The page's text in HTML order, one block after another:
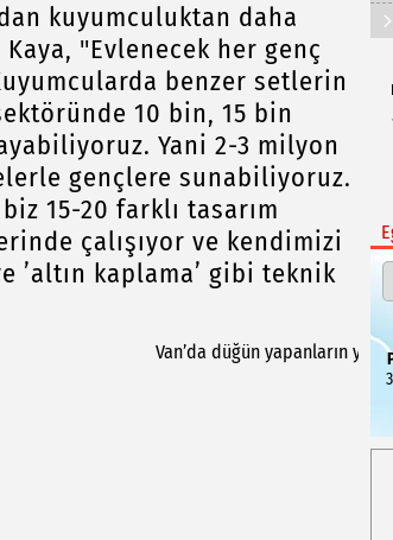
kuyumculuktan daha
"Evlenecek her genç
benzer setlerin
10 bin, 15 bin
Yani 2-3 milyon
gençlere sunabiliyoruz.
15-20 farklı tasarım
çalışıyor ve kendimizi
’altın kaplama’ gibi teknik